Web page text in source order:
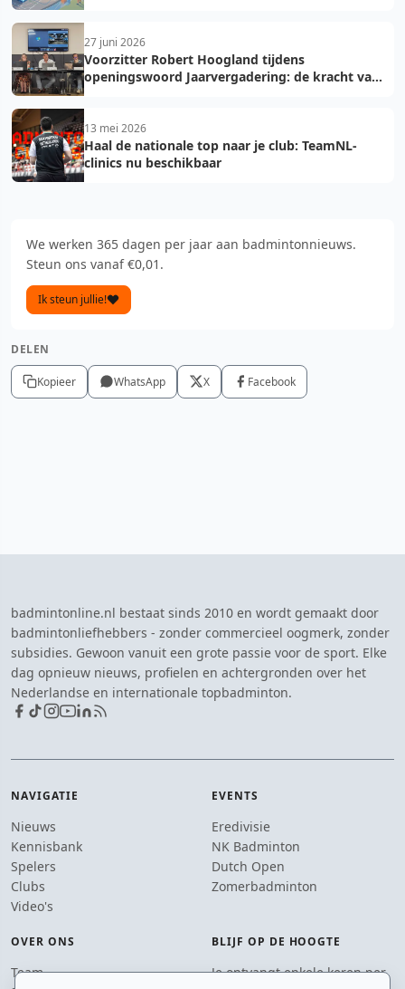
27 juni 2026
Voorzitter Robert Hoogland tijdens
openingswoord Jaarvergadering: de kracht van
13 mei 2026
Haal de nationale top naar je club: TeamNL-
clinics nu beschikbaar
We werken 365 dagen per jaar aan badmintonnieuws.
Steun ons vanaf €0,01.
Ik steun jullie!
DELEN
Kopieer WhatsApp X Facebook
badmintonline.nl bestaat sinds 2010 en wordt gemaakt door
badmintonliefhebbers - zonder commercieel oogmerk, zonder
subsidies. Gewoon vanuit een grote passie voor de sport. Elke
dag opnieuw nieuws, profielen en achtergronden over het
Nederlandse en internationale topbadminton.
NAVIGATIE
Nieuws
Kennisbank
Spelers
Clubs
Video's
EVENTS
Eredivisie
NK Badminton
Dutch Open
Zomerbadminton
OVER ONS
Team
BLIJF OP DE HOOGTE
Je ontvangt enkele keren per